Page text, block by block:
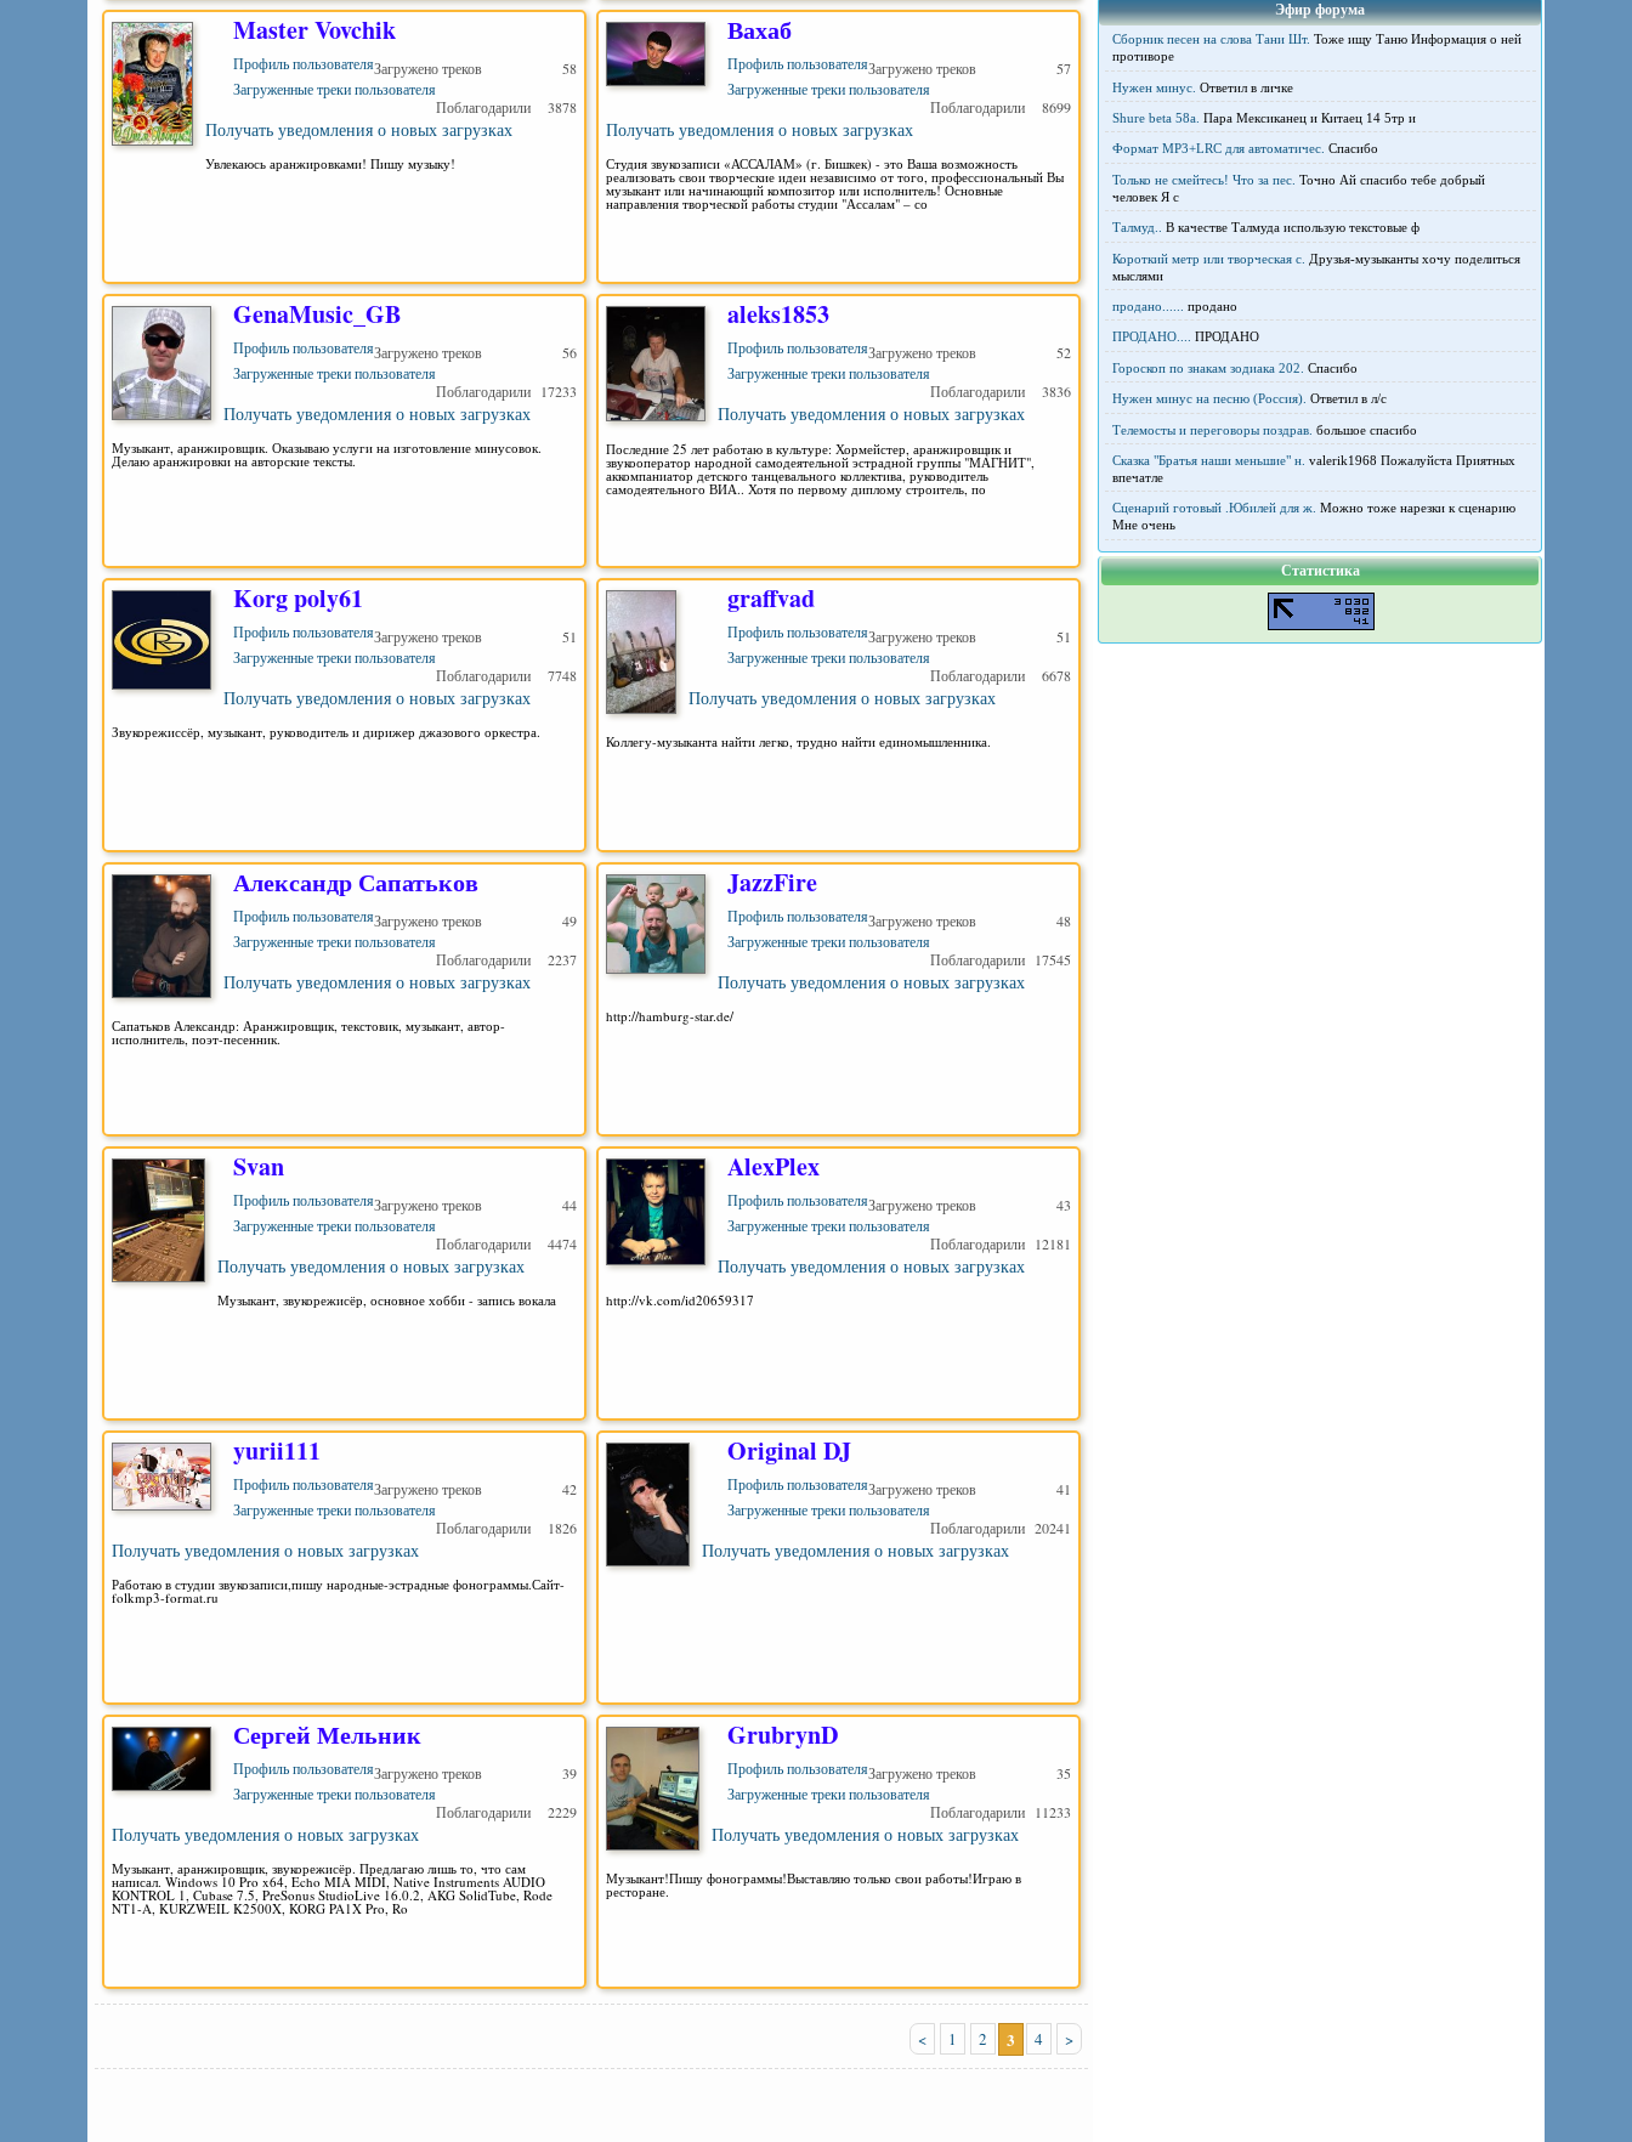
Master Vovchik
Профиль пользователяЗагружено треков
58
Загруженные треки пользователя
Поблагодарили
3878
Получать уведомления о новых загрузках
Увлекаюсь аранжировками! Пишу музыку!
Вахаб
Профиль пользователяЗагружено треков
57
Загруженные треки пользователя
Поблагодарили
8699
Получать уведомления о новых загрузках
Студия звукозаписи «АССАЛАМ» (г. Бишкек) - это Ваша возможность
реализовать свои творческие идеи независимо от того, профессиональный Вы
музыкант или начинающий композитор или исполнитель! Основные
направления творческой работы студии "Ассалам" – со
GenaMusic_GB
Профиль пользователяЗагружено треков
56
Загруженные треки пользователя
Поблагодарили
17233
Получать уведомления о новых загрузках
Музыкант, аранжировщик. Оказываю услуги на изготовление минусовок.
Делаю аранжировки на авторские тексты.
aleks1853
Профиль пользователяЗагружено треков
52
Загруженные треки пользователя
Поблагодарили
3836
Получать уведомления о новых загрузках
Последние 25 лет работаю в культуре: Хормейстер, аранжировщик и
звукооператор народной самодеятельной эстрадной группы "МАГНИТ",
аккомпаниатор детского танцевального коллектива, руководитель
самодеятельного ВИА.. Хотя по первому диплому строитель, по
Korg poly61
Профиль пользователяЗагружено треков
51
Загруженные треки пользователя
Поблагодарили
7748
Получать уведомления о новых загрузках
Звукорежиссёр, музыкант, руководитель и дирижер джазового оркестра.
graffvad
Профиль пользователяЗагружено треков
51
Загруженные треки пользователя
Поблагодарили
6678
Получать уведомления о новых загрузках
Коллегу-музыканта найти легко, трудно найти единомышленника.
Александр Сапатьков
Профиль пользователяЗагружено треков
49
Загруженные треки пользователя
Поблагодарили
2237
Получать уведомления о новых загрузках
Сапатьков Александр: Аранжировщик, текстовик, музыкант, автор-
исполнитель, поэт-песенник.
JazzFire
Профиль пользователяЗагружено треков
48
Загруженные треки пользователя
Поблагодарили
17545
Получать уведомления о новых загрузках
http://hamburg-star.de/
Svan
Профиль пользователяЗагружено треков
44
Загруженные треки пользователя
Поблагодарили
4474
Получать уведомления о новых загрузках
Музыкант, звукорежисёр, основное хобби - запись вокала
AlexPlex
Профиль пользователяЗагружено треков
43
Загруженные треки пользователя
Поблагодарили
12181
Получать уведомления о новых загрузках
http://vk.com/id20659317
yurii111
Профиль пользователяЗагружено треков
42
Загруженные треки пользователя
Поблагодарили
1826
Получать уведомления о новых загрузках
Работаю в студии звукозаписи,пишу народные-эстрадные фонограммы.Сайт-
folkmp3-format.ru
Original DJ
Профиль пользователяЗагружено треков
41
Загруженные треки пользователя
Поблагодарили 20241
Получать уведомления о новых загрузках
Сергей Мельник
Профиль пользователяЗагружено треков
39
Загруженные треки пользователя
Поблагодарили
2229
Получать уведомления о новых загрузках
Музыкант, аранжировщик, звукорежисёр. Предлагаю лишь то, что сам
написал. Windows 10 Pro x64, Echo MIA MIDI, Native Instruments AUDIO
KONTROL 1, Cubase 7.5, PreSonus StudioLive 16.0.2, AKG SolidTube, Rode
NT1-A, KURZWEIL K2500X, KORG PA1X Pro, Ro
GrubrynD
Профиль пользователяЗагружено треков
35
Загруженные треки пользователя
Поблагодарили
11233
Получать уведомления о новых загрузках
Музыкант!Пишу фонограммы!Выставляю только свои работы!Играю в
ресторане.
< 1 2 3 4 >
Эфир форума
Сборник песен на слова Тани Шт. Тоже ищу Таню Информация о ней
противоре
Нужен минус. Ответил в личке
Shure beta 58а. Пара Мексиканец и Китаец 14 5тр и
Формат MP3+LRC для автоматичес. Спасибо
Только не смейтесь! Что за пес. Точно Ай спасибо тебе добрый
человек Я с
Талмуд.. В качестве Талмуда использую текстовые ф
Короткий метр или творческая с. Друзья-музыканты хочу поделиться
мыслями
продано...... продано
ПРОДАНО.... ПРОДАНО
Гороскоп по знакам зодиака 202. Спасибо
Нужен минус на песню (Россия). Ответил в л/с
Телемосты и переговоры поздрав. большое спасибо
Сказка "Братья наши меньшие" н. valerik1968 Пожалуйста Приятных
впечатле
Сценарий готовый .Юбилей для ж. Можно тоже нарезки к сценарию
Мне очень
Статистика